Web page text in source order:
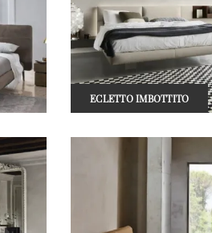
ECLETTO IMBOTTITO